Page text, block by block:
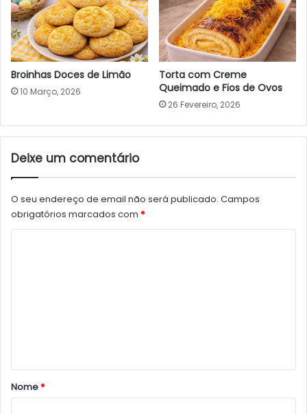
Broinhas Doces de Limão
10 Março, 2026
Torta com Creme
Queimado e Fios de Ovos
26 Fevereiro, 2026
Deixe um comentário
O seu endereço de email não será publicado. Campos
obrigatórios marcados com *
r
Nome*